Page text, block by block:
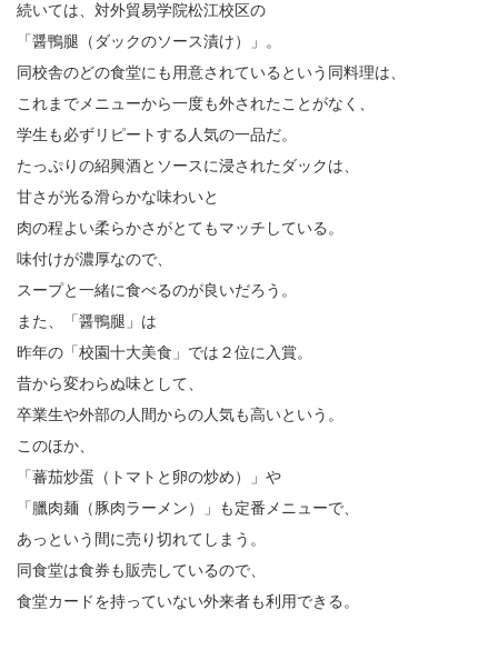
続いては、対外貿易学院松江校区の
「醤鴨腿（ダックのソース漬け）」。
同校舎のどの食堂にも用意されているという同料理は、
これまでメニューから一度も外されたことがなく、
学生も必ずリピートする人気の一品だ。
たっぷりの紹興酒とソースに浸されたダックは、
甘さが光る滑らかな味わいと
肉の程よい柔らかさがとてもマッチしている。
味付けが濃厚なので、
スープと一緒に食べるのが良いだろう。
また、「醤鴨腿」は
昨年の「校園十大美食」では２位に入賞。
昔から変わらぬ味として、
卒業生や外部の人間からの人気も高いという。
このほか、
「蕃茄炒蛋（トマトと卵の炒め）」や
「臘肉麺（豚肉ラーメン）」も定番メニューで、
あっという間に売り切れてしまう。
同食堂は食券も販売しているので、
食堂カードを持っていない外来者も利用できる。